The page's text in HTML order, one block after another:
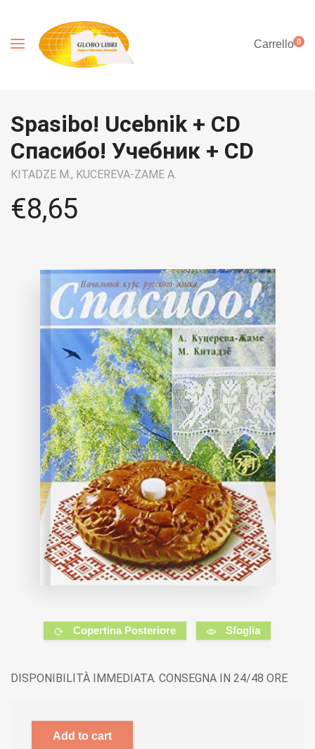
Carrello0
Spasibo! Ucebnik + CD
Спасибо! Учебник + CD
KITADZE M., KUCEREVA-ZAME A.
€8,65
Copertina Posteriore Sfoglia
DISPONIBILITÀ IMMEDIATA. CONSEGNA IN 24/48 ORE
Add to cart